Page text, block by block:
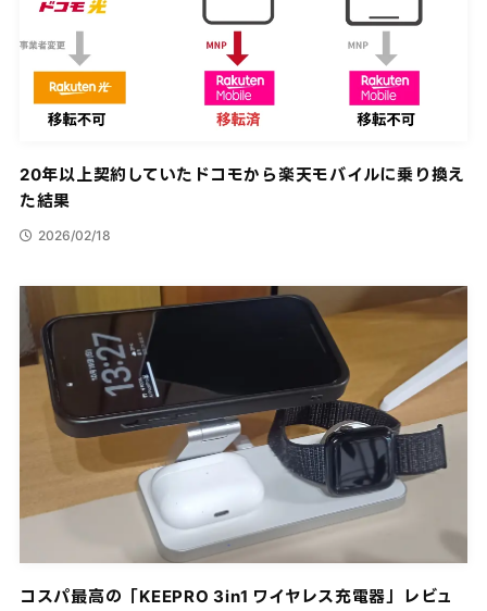
20年以上契約していたドコモから楽天モバイルに乗り換え
た結果
2026/02/18
コスパ最高の「KEEPRO 3in1 ワイヤレス充電器」レビュ